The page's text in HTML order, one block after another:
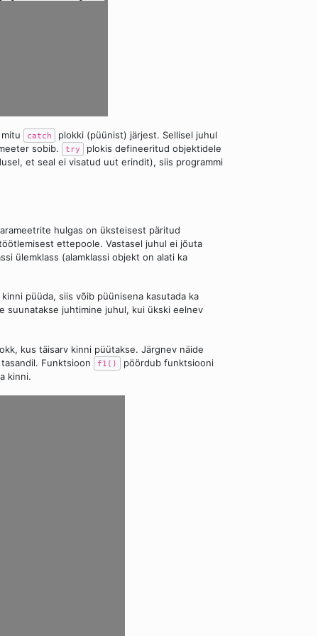
catch
plokki (püünist) järjest. Sellisel juhul
sobib. try
plokis defineeritud objektidele
et seal ei visatud uut erindit), siis programmi
hulgas on üksteisest päritud
ettepoole. Vastasel juhul ei jõuta
ülemklass (alamklassi objekt on alati ka
püüda, siis võib püünisena kasutada ka
suunatakse juhtimine juhul, kui ükski eelnev
kus täisarv kinni püütakse. Järgnev näide
Funktsioon
f1() pöördub funktsiooni
kinni.